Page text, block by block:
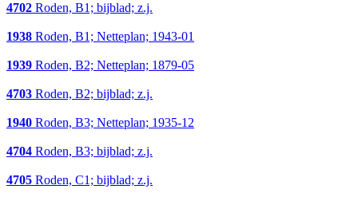
4702 Roden, B1; bijblad; z.j.
1938 Roden, B1; Netteplan; 1943-01
1939 Roden, B2; Netteplan; 1879-05
4703 Roden, B2; bijblad; z.j.
1940 Roden, B3; Netteplan; 1935-12
4704 Roden, B3; bijblad; z.j.
4705 Roden, C1; bijblad; z.j.